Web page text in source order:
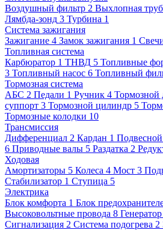
Воздушный фильтр 2 Выхлопная
Лямбда-зонд 3 Турбина 1
Система зажигания
Зажигание 4 Замок зажигания 1
Топливная система
Карбюратор 1 ТНВД 5 Топливные
3 Топливный насос 6 Топливный
Тормозная система
АБС 2 Педали 1 Ручник 4 Тормозной
суппорт 3 Тормозной цилиндр 5
Тормозные колодки 10
Трансмиссия
Дифференциал 2 Кардан 1
6 Приводные валы 5 Раздатка 2
Ходовая
Амортизаторы 5 Колеса 4 Мост 3
Стабилизатор 1 Ступица 5
Электрика
Блок комфорта 1 Блок
Высоковольтные провода 8 Генератор
Сигнализация 2 Система подогрева 2